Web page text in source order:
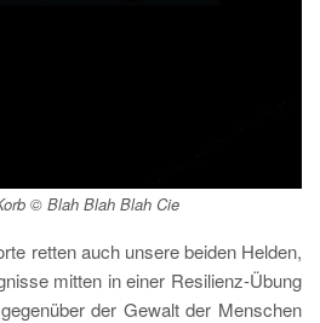
© Blah Blah Blah Cie
retten auch unsere beiden Helden,
mitten in einer Resilienz-Übung
der Gewalt der Menschen